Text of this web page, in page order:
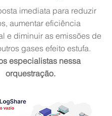
imediata para reduzir
aumentar eficiência
e diminuir as emissões de
gases efeito estufa.
especialistas nessa
orquestração.